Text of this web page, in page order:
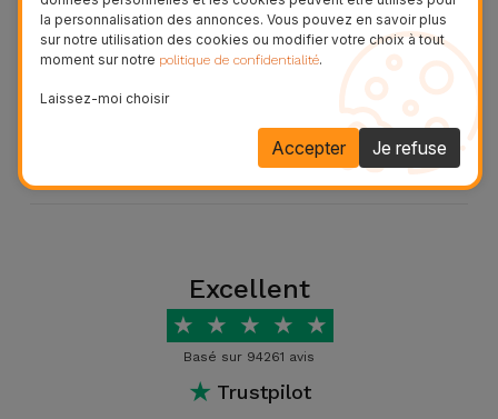
Accessoires
d'ordinateur
Accessoires
avant.cap@iservices.fr
Av. du Plan de Campagne - Centre
commercial Avant Cap 13480 Marseille
France
Excellent
★ ★ ★ ★ ★
Basé sur 94261 avis
★ Trustpilot
la personnalisation des annonces. Vous pouvez en savoir plus
sur notre utilisation des cookies ou modifier votre choix à tout
moment sur notre politique de confidentialité.
Laissez-moi choisir
Je refuse
Accepter